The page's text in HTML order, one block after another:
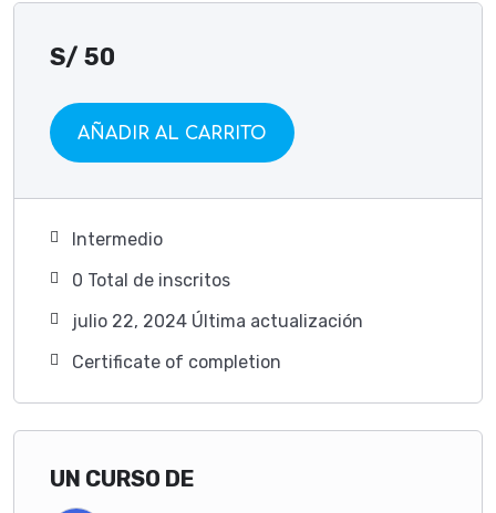
S/ 50
AÑADIR AL CARRITO
Intermedio
0 TotaI de inscritos
julio 22, 2024 Última actualización
Certificate of completion
UN CURSO DE